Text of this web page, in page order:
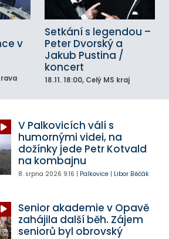
v
Setkání s legendou –
Peter Dvorský a
Jakub Pustina /
koncert
18.11. 18:00, Celý MS kraj
V Palkovicích válí s
humornými videi, na
dožínky jede Petr Kotvald
na kombajnu
8. srpna 2026 9:16 | Palkovice| Libor Běčák
Senior akademie v Opavě
zahájila další běh. Zájem
seniorů byl obrovský